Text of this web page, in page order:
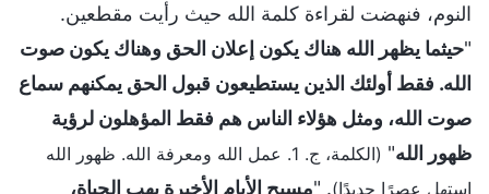
النوم، فنهضت لقراءة كلمة الله حيث رأيت مقطعين.
"حيثما يظهر الله هناك يكون إعلان الحق وهناك يكون صوت
الله. فقط أولئك الذين يستطيعون قبول الحق يمكنهم سماع
صوت الله، ومثل هؤلاء الناس هم فقط المؤهلون لرؤية
ظهور الله"
(الكلمة، ج. 1. عمل الله ومعرفة الله. ظهور الله
استهل عصرًا جديدًا). "مسيح الأيام الأخيرة يهب الحياة،